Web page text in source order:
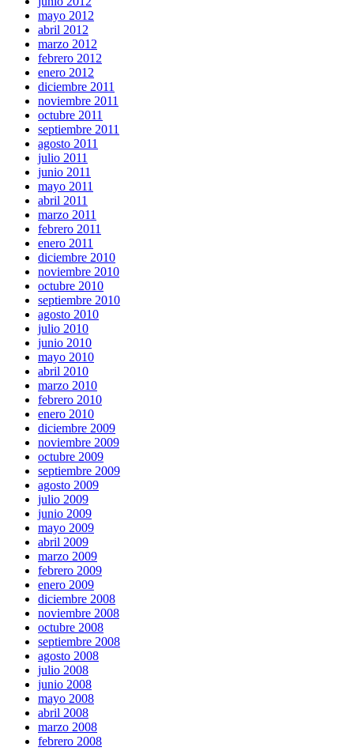
mayo 2012
abril 2012
marzo 2012
febrero 2012
enero 2012
diciembre 2011
noviembre 2011
octubre 2011
septiembre 2011
agosto 2011
julio 2011
junio 2011
mayo 2011
abril 2011
marzo 2011
febrero 2011
enero 2011
diciembre 2010
noviembre 2010
octubre 2010
septiembre 2010
agosto 2010
julio 2010
junio 2010
mayo 2010
abril 2010
marzo 2010
febrero 2010
enero 2010
diciembre 2009
noviembre 2009
octubre 2009
septiembre 2009
agosto 2009
julio 2009
junio 2009
mayo 2009
abril 2009
marzo 2009
febrero 2009
enero 2009
diciembre 2008
noviembre 2008
octubre 2008
septiembre 2008
agosto 2008
julio 2008
junio 2008
mayo 2008
abril 2008
marzo 2008
febrero 2008